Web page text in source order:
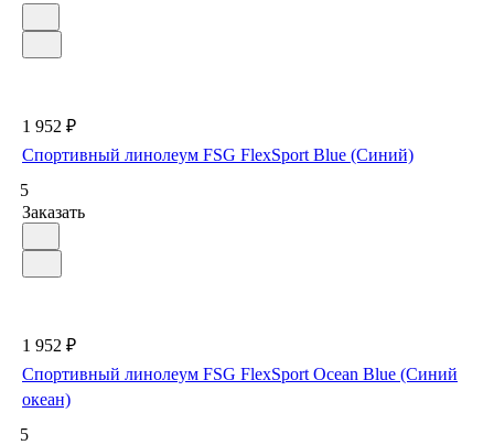
1 952 ₽
Спортивный линолеум FSG FlexSport Blue (Синий)
5
Заказать
1 952 ₽
Спортивный линолеум FSG FlexSport Ocean Blue (Синий
океан)
5